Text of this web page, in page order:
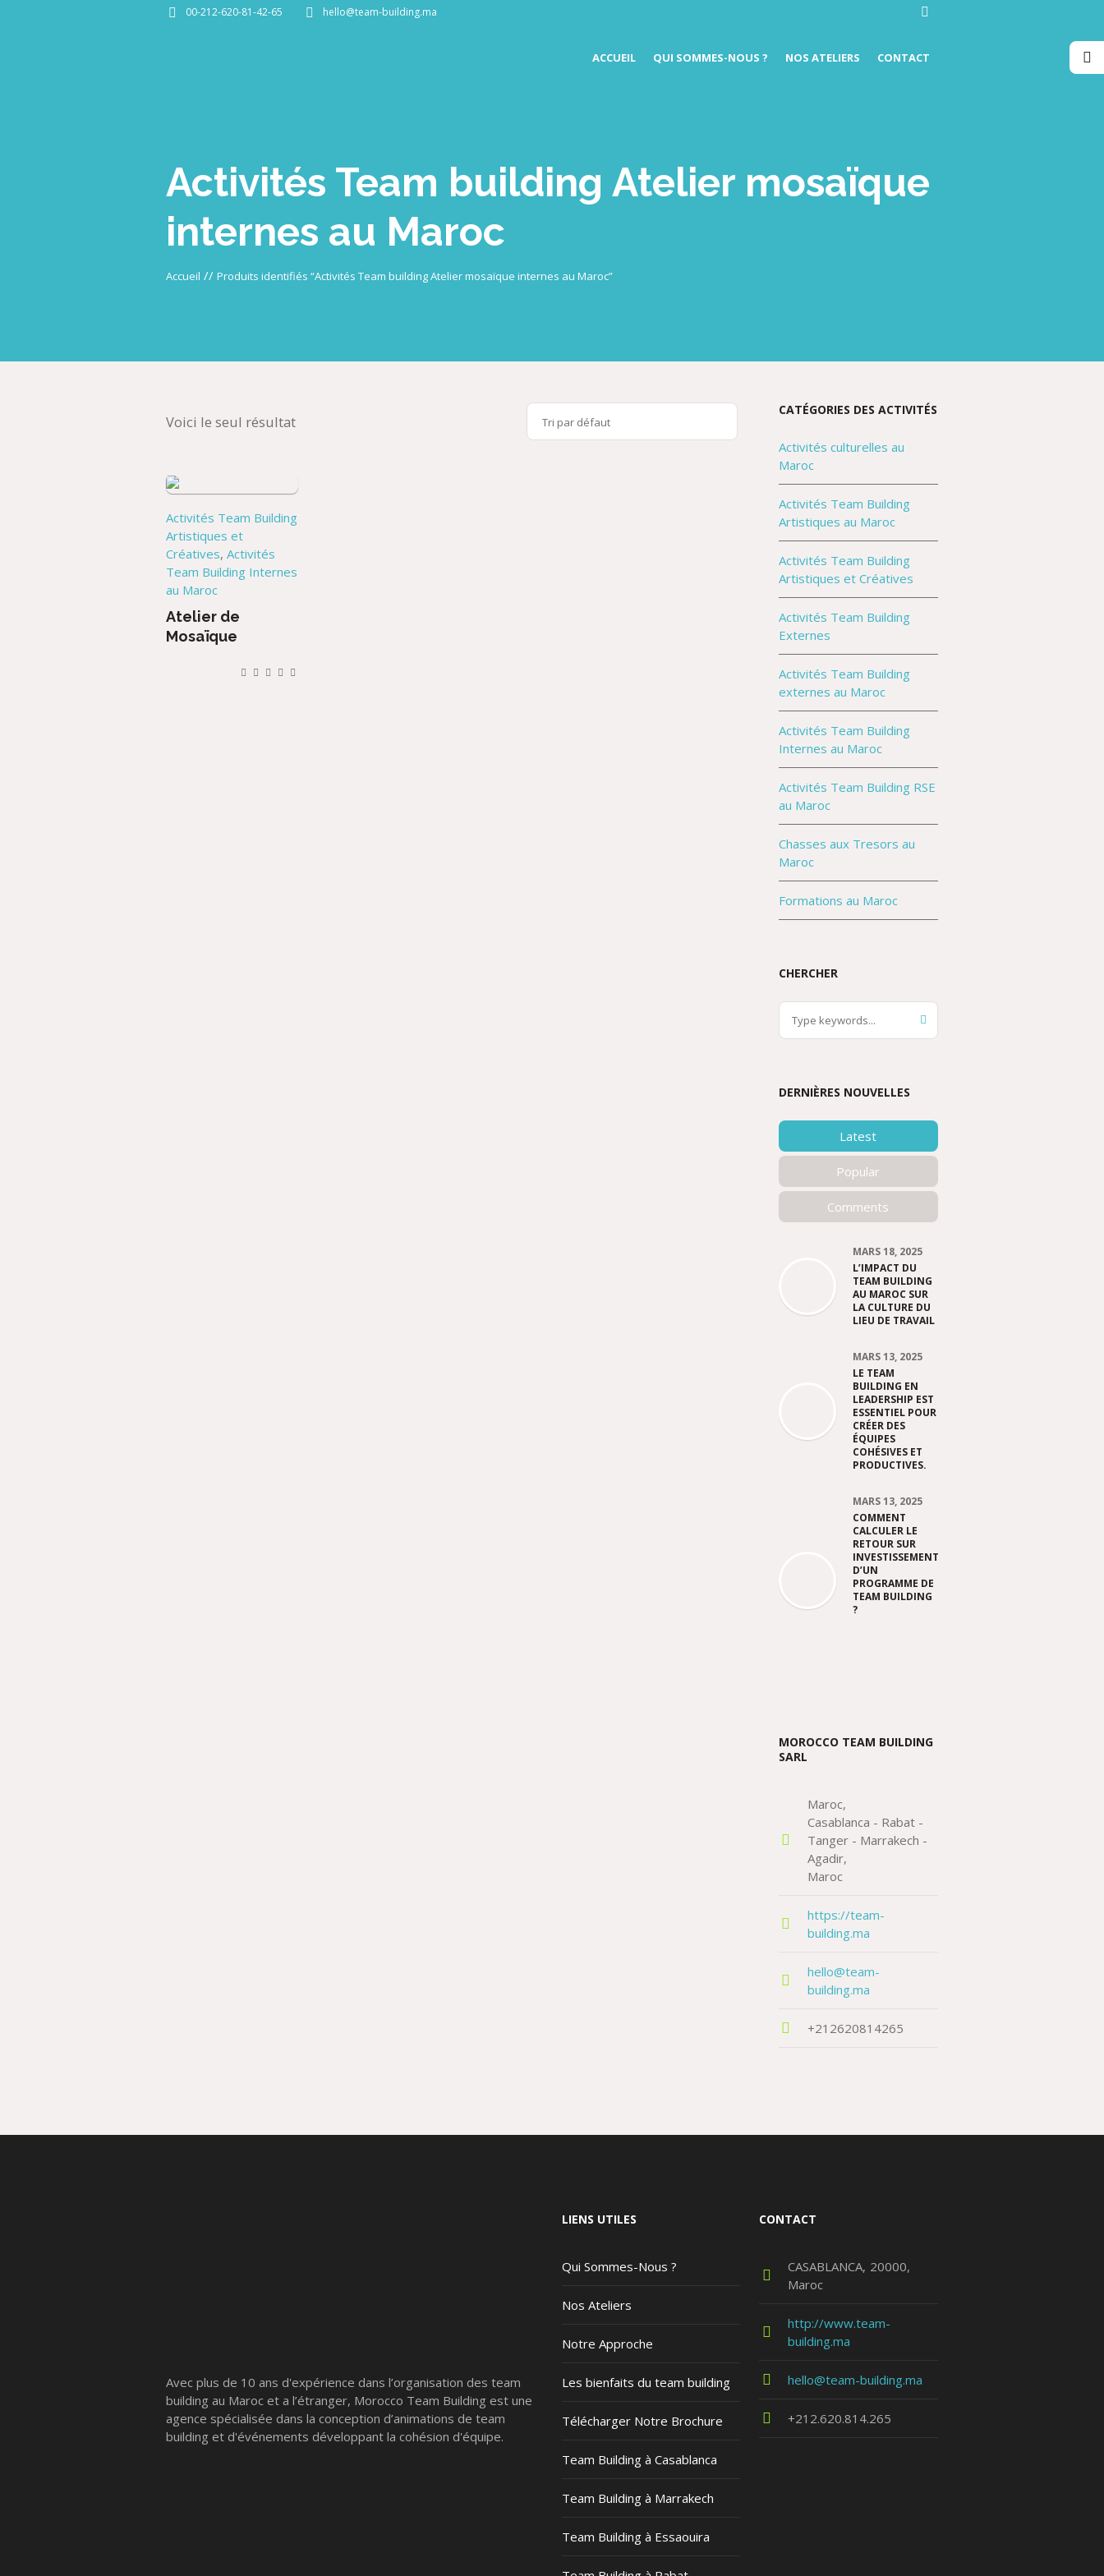
00-212-620-81-42-65 hello@team-building.ma
ACCUEIL QUI SOMMES-NOUS ? NOS ATELIERS CONTACT
Activités Team building Atelier mosaïque
internes au Maroc
Accueil // Produits identifiés “Activités Team building Atelier mosaïque internes au Maroc”
Voici le seul résultat
Activités Team Building
Artistiques et
Créatives,Activités
Team Building Internes
au Maroc
Atelier de
Mosaïque
CATÉGORIES DES ACTIVITÉS
Activités culturelles au
Maroc
Activités Team Building
Artistiques au Maroc
Activités Team Building
Artistiques et Créatives
Activités Team Building
Externes
Activités Team Building
externes au Maroc
Activités Team Building
Internes au Maroc
Activités Team Building RSE
au Maroc
Chasses aux Tresors au
Maroc
Formations au Maroc
CHERCHER
DERNIÈRES NOUVELLES
Latest
Popular
Comments
MARS 18, 2025
L’IMPACT DU
TEAM BUILDING
AU MAROC SUR
LA CULTURE DU
LIEU DE TRAVAIL
MARS 13, 2025
LE TEAM
BUILDING EN
LEADERSHIP EST
ESSENTIEL POUR
CRÉER DES
ÉQUIPES
COHÉSIVES ET
PRODUCTIVES.
MARS 13, 2025
COMMENT
CALCULER LE
RETOUR SUR
INVESTISSEMENT
D’UN
PROGRAMME DE
TEAM BUILDING
?
MOROCCO TEAM BUILDING
SARL
Maroc
Casablanca - Rabat -
Tanger - Marrakech -
Agadir
Maroc
https://team-
building.ma
hello@team-
building.ma
+212620814265
Avec plus de 10 ans d'expérience dans l’organisation des team
building au Maroc et a l’étranger, Morocco Team Building est une
agence spécialisée dans la conception d’animations de team
building et d'événements développant la cohésion d'équipe.
LIENS UTILES
Qui Sommes-Nous ?
Nos Ateliers
Notre Approche
Les bienfaits du team building
Télécharger Notre Brochure
Team Building à Casablanca
Team Building à Marrakech
Team Building à Essaouira
CONTACT
CASABLANCA 20000
Maroc
http://www.team-
building.ma
hello@team-building.ma
+212.620.814.265